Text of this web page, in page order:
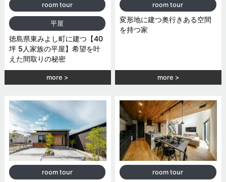
room tour
平屋
徳島県東みよし町に建つ【40
坪 5人家族の平屋】希望を叶
えた間取りの秘密
more
room tour
変形地に建つ奥行きある空間
を持つ家
more
room tour room tour